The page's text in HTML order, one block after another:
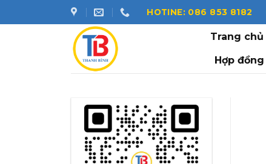
to
HOTINE: 086 853 8182
Trang chủ
Hợp đồng